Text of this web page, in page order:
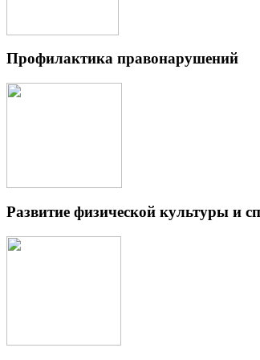
Профилактика правонарушений
Развитие физической культуры и